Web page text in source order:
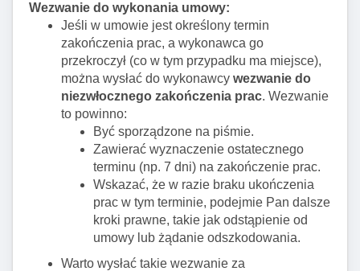
Wezwanie do wykonania umowy:
Jeśli w umowie jest określony termin
zakończenia prac, a wykonawca go
przekroczył (co w tym przypadku ma miejsce),
można wysłać do wykonawcy wezwanie do
niezwłocznego zakończenia prac. Wezwanie
to powinno:
Być sporządzone na piśmie.
Zawierać wyznaczenie ostatecznego
terminu (np. 7 dni) na zakończenie prac.
Wskazać, że w razie braku ukończenia
prac w tym terminie, podejmie Pan dalsze
kroki prawne, takie jak odstąpienie od
umowy lub żądanie odszkodowania.
Warto wysłać takie wezwanie za